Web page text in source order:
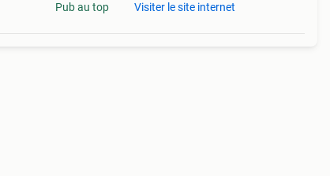
Pub au top Visiter le site internet